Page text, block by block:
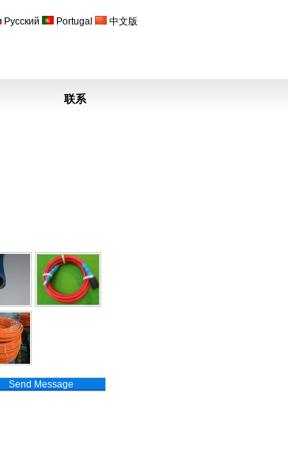
Русский Portugal 中文版
联系
Send Message